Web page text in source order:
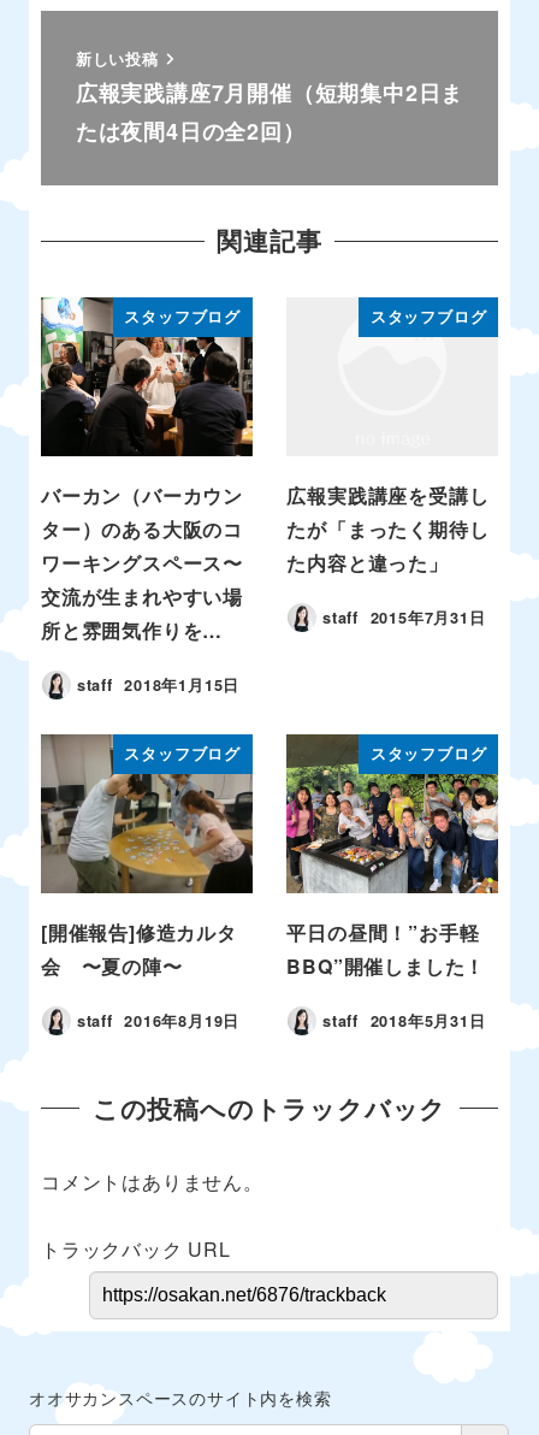
新しい投稿
広報実践講座7月開催（短期集中2日ま
たは夜間4日の全2回）
関連記事
スタッフブログ
バーカン（バーカウン
ター）のある大阪のコ
ワーキングスペース〜
交流が生まれやすい場
所と雰囲気作りを…
staff 2018年1月15日
スタッフブログ
広報実践講座を受講し
たが「まったく期待し
た内容と違った」
staff 2015年7月31日
スタッフブログ
[開催報告]修造カルタ
会 〜夏の陣〜
staff 2016年8月19日
スタッフブログ
平日の昼間！”お手軽
BBQ”開催しました！
staff 2018年5月31日
この投稿へのトラックバック
コメントはありません。
トラックバック URL
オオサカンスペースのサイト内を検索